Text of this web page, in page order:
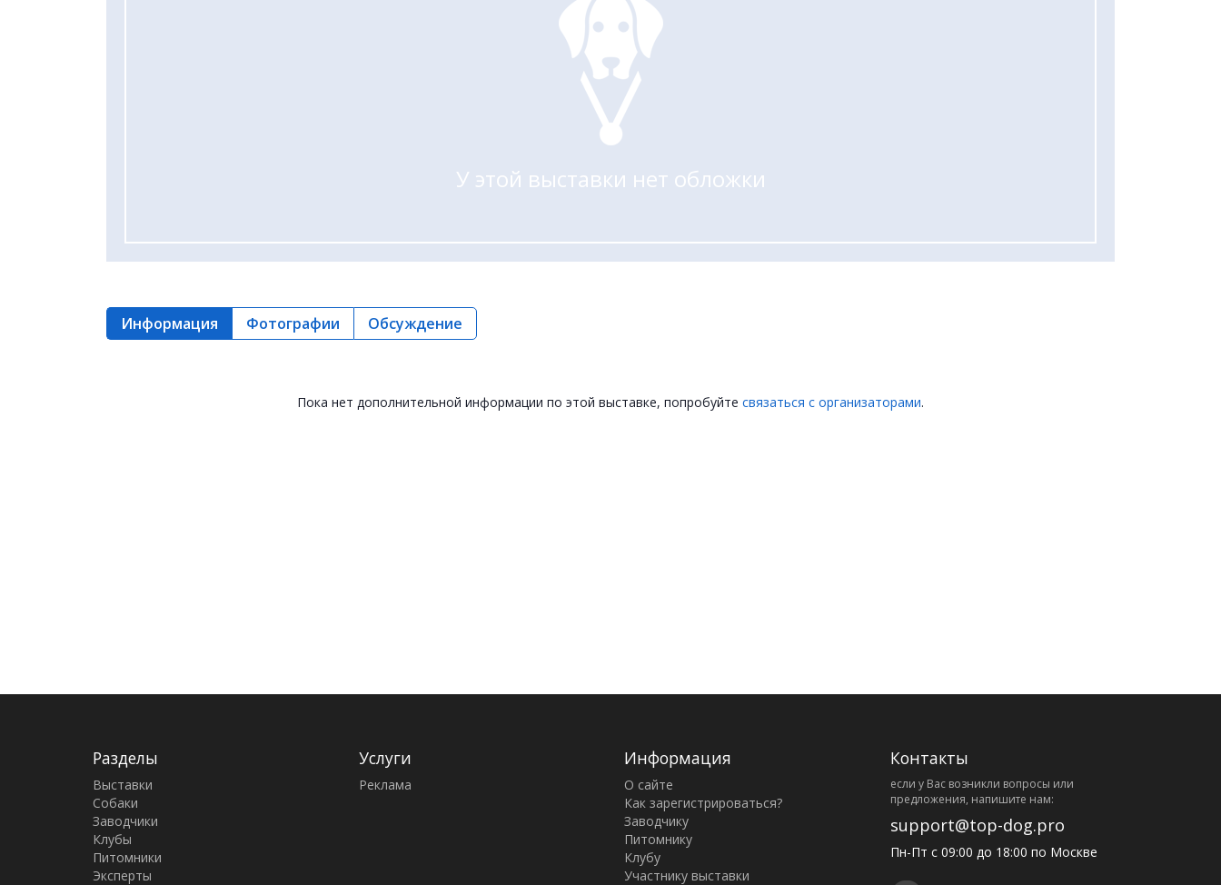
У этой выставки нет обложки
Информация Фотографии Обсуждение
Пока нет дополнительной информации по этой выставке, попробуйте связаться с организаторами.
Разделы
Выставки
Собаки
Заводчики
Клубы
Питомники
Эксперты
Услуги
Реклама
Информация
О сайте
Как зарегистрироваться?
Заводчику
Питомнику
Клубу
Участнику выставки
Контакты
eсли у Вас возникли вопросы или
предложения, напишите нам:
support@top-dog.pro
Пн-Пт с 09:00 до 18:00 по Москве